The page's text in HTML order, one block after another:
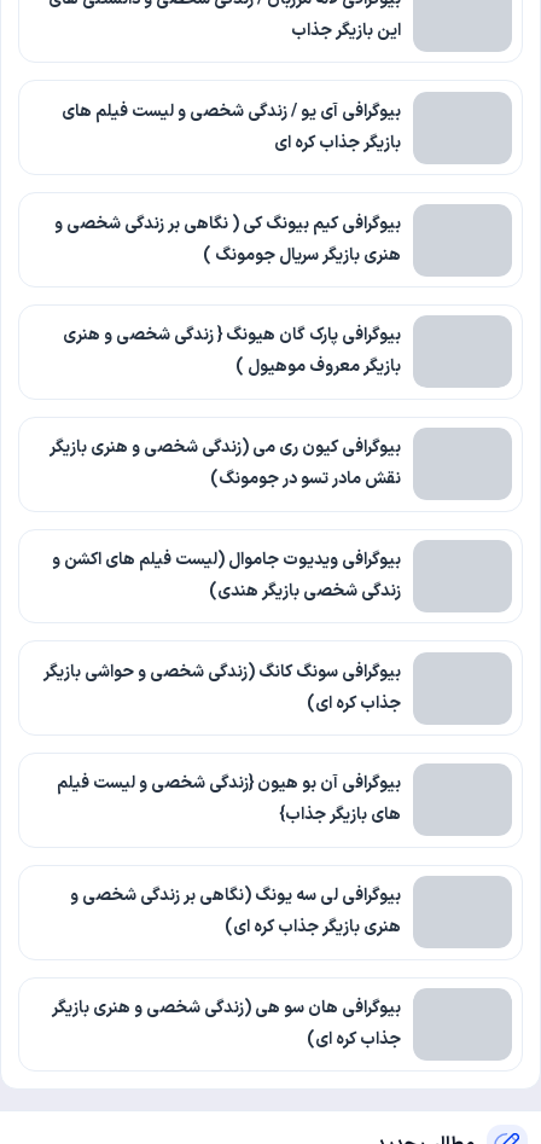
این بازیگر جذاب
بیوگرافی آی یو / زندگی شخصی و لیست فیلم های
بازیگر جذاب کره ای
بیوگرافی کیم بیونگ کی ( نگاهی بر زندگی شخصی و
هنری بازیگر سریال جومونگ )
بیوگرافی پارک گان هیونگ { زندگی شخصی و هنری
بازیگر معروف موهیول )
بیوگرافی کیون ری می (زندگی شخصی و هنری بازیگر
نقش مادر تسو در جومونگ)
بیوگرافی ویدیوت جاموال (لیست فیلم های اکشن و
زندگی شخصی بازیگر هندی)
بیوگرافی سونگ کانگ (زندگی شخصی و حواشی بازیگر
جذاب کره ای)
بیوگرافی آن بو هیون {زندگی شخصی و لیست فیلم
های بازیگر جذاب}
بیوگرافی لی سه یونگ (نگاهی بر زندگی شخصی و
هنری بازیگر جذاب کره ای)
بیوگرافی هان سو هی (زندگی شخصی و هنری بازیگر
جذاب کره ای)